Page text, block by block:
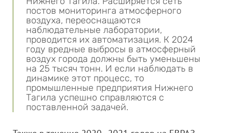
постов мониторинга атмосферного
воздуха, переоснащаются
наблюдательные лаборатории,
проводится их автоматизация. К 2024
году вредные выбросы в атмосферный
воздух города должны быть уменьшены
на 25 тысяч тонн. И если наблюдать в
динамике этот процесс, то
промышленные предприятия Нижнего
Тагила успешно справляются с
поставленной задачей.